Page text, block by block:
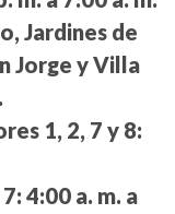
Jardines de
Jorge y Villa
1, 2, 7 y 8:
4:00 a. m. a